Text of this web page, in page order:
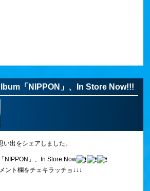
「NIPPON」、In Store Now!!!
い出をシェアしました。
NIPPON」、In Store Now
ント欄をチェキラッチョ↓↓↓